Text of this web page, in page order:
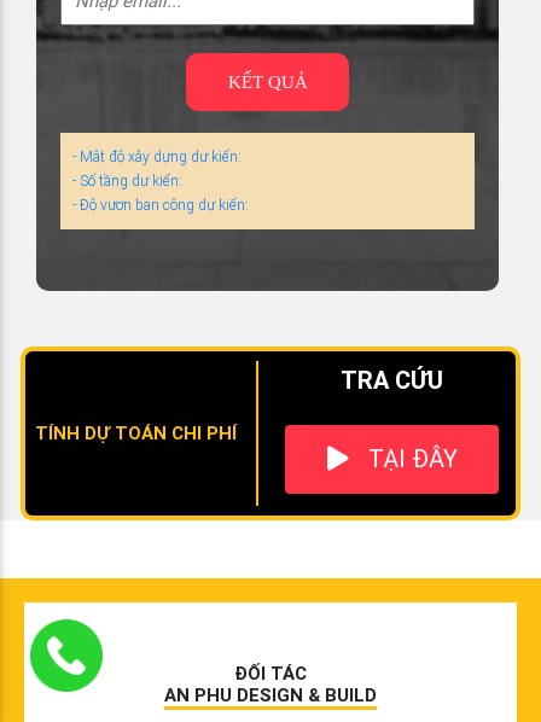
KẾT QUẢ
- Mật độ xây dựng dự kiến:
- Số tầng dự kiến:
- Độ vươn ban công dự kiến:
TÍNH DỰ TOÁN CHI PHÍ
TRA CỨU
TẠI ĐÂY
ĐỐI TÁC
AN PHU DESIGN & BUILD